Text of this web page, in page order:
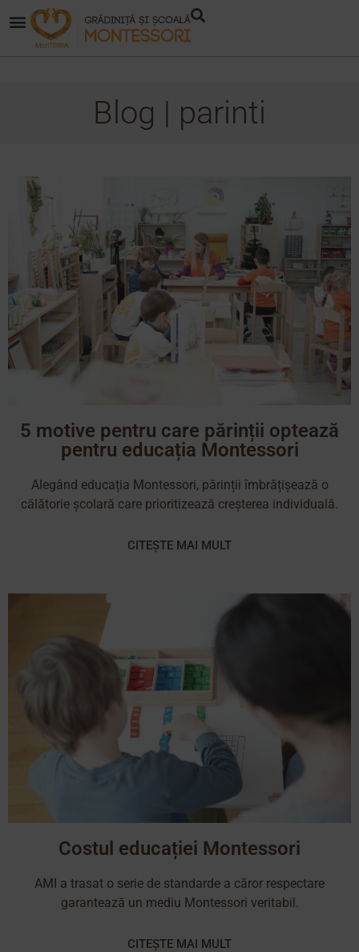
Blog | parinti
5 motive pentru care părinții optează
pentru educația Montessori
Alegând educația Montessori, părinții îmbrățișează o
călătorie școlară care prioritizează creșterea individuală.
CITEȘTE MAI MULT
Costul educației Montessori
AMI a trasat o serie de standarde a căror respectare
garantează un mediu Montessori veritabil.
CITEȘTE MAI MULT